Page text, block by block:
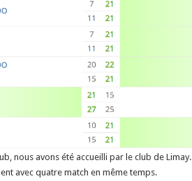
nous avons été accueilli par le club de Limay.
avec quatre match en même temps.